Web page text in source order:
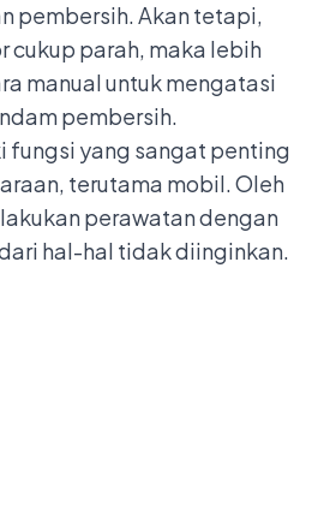
pembersih. Akan tetapi,
cukup parah, maka lebih
manual untuk mengatasi
pembersih.
fungsi yang sangat penting
terutama mobil. Oleh
perawatan dengan
hal-hal tidak diinginkan.